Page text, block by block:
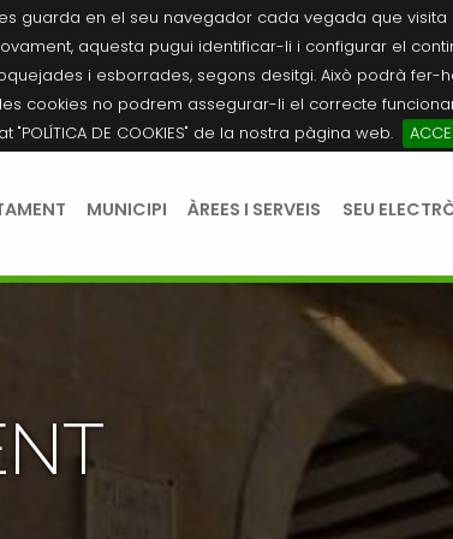
guarda en el seu navegador cada vegada que
aquesta pugui identificar-li i configurar el
i esborrades, segons desitgi. Això podrà
cookies no podrem assegurar-li el correcte
"POLÍTICA DE COOKIES" de la nostra pàgina web.
MUNICIPI ÀREES I SERVEIS SEU